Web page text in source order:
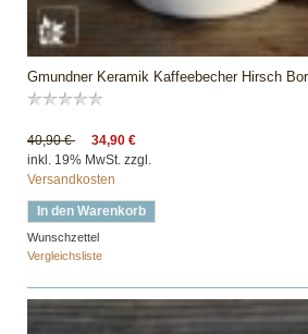
Gmundner Keramik Kaffeebecher Hirsch
40,90 €
34,90 €
inkl. 19% MwSt. zzgl.
Versandkosten
In den Warenkorb
Wunschzettel
Vergleichsliste